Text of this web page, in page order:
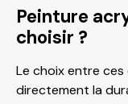
Peinture
choisir ?
Le choix entre ces
directement la